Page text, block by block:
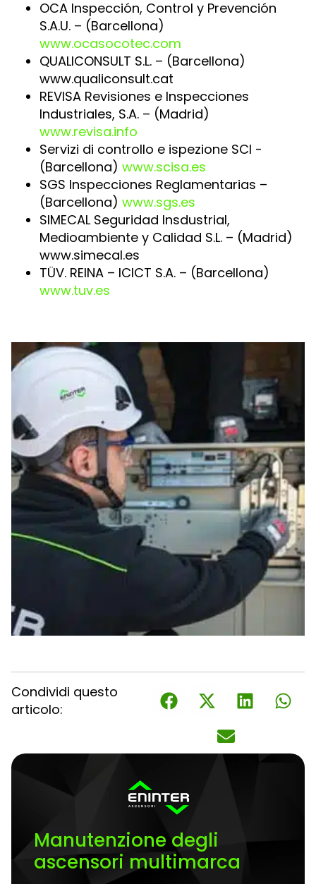
OCA Inspección, Control y Prevención
S.A.U. – (Barcellona)
www.ocasocotec.com
QUALICONSULT S.L. – (Barcellona)
www.qualiconsult.cat
REVISA Revisiones e Inspecciones
Industriales, S.A. – (Madrid)
www.revisa.info
Servizi di controllo e ispezione SCI -
(Barcellona) www.scisa.es
SGS Inspecciones Reglamentarias –
(Barcellona) www.sgs.es
SIMECAL Seguridad Insdustrial,
Medioambiente y Calidad S.L. – (Madrid)
www.simecal.es
TÜV. REINA – ICICT S.A. – (Barcellona)
www.tuv.es
Condividi questo
articolo:
Manutenzione degli
ascensori multimarca